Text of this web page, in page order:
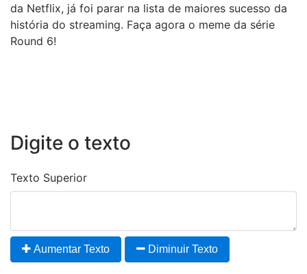
da Netflix, já foi parar na lista de maiores sucesso da
história do streaming. Faça agora o meme da série
Round 6!
Digite o texto
Texto Superior
Aumentar Texto Diminuir Texto